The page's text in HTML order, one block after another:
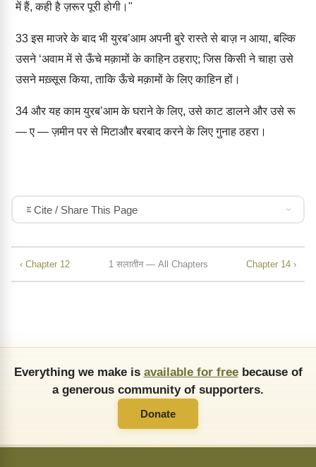
में हैं, कही है ज़रूर पूरी होगी।"
33इस माजरे के बाद भी युरब’आम अपनी बुरे रास्ते से बाज़ न आया, बल्कि
उसने ‘अवाम में से ऊँचे मक़ामों के काहिन ठहराए; जिस किसी ने चाहा उसे
उसने मख़्सूस किया, ताकि ऊँचे मक़ामों के लिए काहिन हों।
34 और यह काम युरब’आम के घराने के लिए, उसे काट डालने और उसे रू
— ए — ज़मीन पर से मिटाऔर बरबाद करने के लिए गुनाह ठहरा।
Cite / Share This Page
‹ Chapter 12 1 सलातीन — All Chapters Chapter 14 ›
Everything we make is available for freebecause of
a generous community of supporters.
Donate